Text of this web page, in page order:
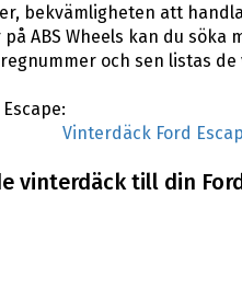
bekvämligheten att
ABS Wheels kan du
och sen listas de
Vinterdäck Ford
vinterdäck till din